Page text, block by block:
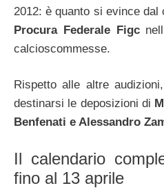
2012: è quanto si evince dal
Procura Federale Figc
calcioscommesse.
Rispetto alle altre
destinarsi le deposizioni di
Benfenati e Alessandro
Il calendario
fino al 13 aprile